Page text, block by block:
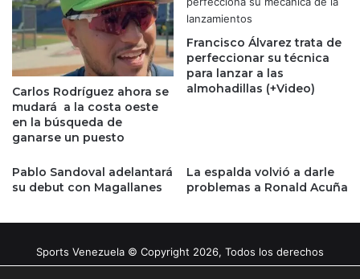
Carlos Rodríguez ahora se
mudará a la costa oeste
en la búsqueda de
ganarse un puesto
Francisco Álvarez trata de
perfeccionar su técnica
para lanzar a las
almohadillas (+Video)
Pablo Sandoval adelantará
su debut con Magallanes
La espalda volvió a darle
problemas a Ronald Acuña
Sports Venezuela © Copyright 2026, Todos los derechos